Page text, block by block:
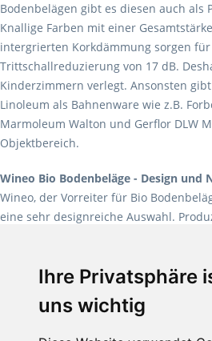
Ihre Privatsphäre
uns wichtig
Bodenbelägen gibt es diesen auch als
Knallige Farben mit einer
intergrierten Korkdämmung sorgen
Trittschallreduzierung von 17 dB.
Kinderzimmern verlegt. Ansonsten
Linoleum als Bahnenware wie z.B.
Marmoleum Walton und Gerflor DLW
Objektbereich.
Wineo Bio Bodenbeläge - Design und
Wineo, der Vorreiter für Bio
eine sehr designreiche Auswahl.
Weichmacher und Lösungsmittel. Mit
Verlegearten ist er für jegliche
Empfehlung:Wineo 1000 Multi Layer
Teppiche für ein angenehmes
machen es